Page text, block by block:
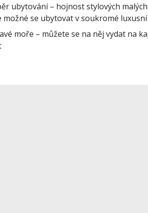
ubytování – hojnost stylových
možné se ubytovat v soukromé
moře – můžete se na něj vydat na